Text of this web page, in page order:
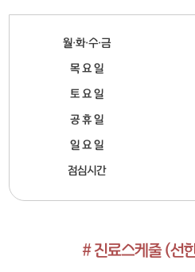
월·화·수·금
목 요 일
토 요 일
공 휴 일
일 요 일
점심시간
# 진료스케줄 (선